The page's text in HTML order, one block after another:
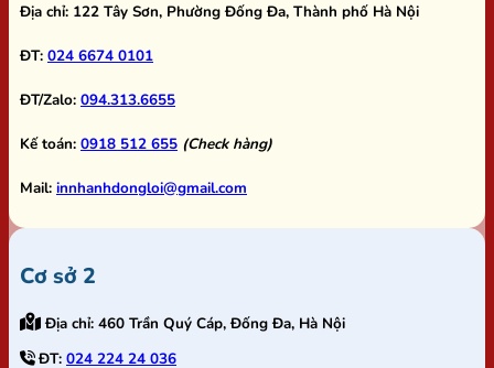
Địa chỉ: 122 Tây Sơn, Phường Đống Đa, Thành phố Hà Nội
ĐT: 024 6674 0101
ĐT/Zalo: 094.313.6655
Kế toán: 0918 512 655 (Check hàng)
Mail: innhanhdongloi@gmail.com
Cơ sở 2
Địa chỉ: 460 Trần Quý Cáp, Đống Đa, Hà Nội
ĐT: 024 224 24 036